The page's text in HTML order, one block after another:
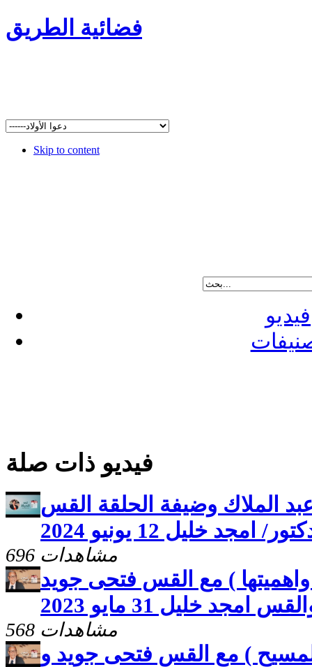
فضائية الطريق
Skip to content
فيديو
فيديو ذات صلة
الملاك وضيفة الحلقة القس
امجد خليل 12 يونيو 2024
696 مشاهدات
) مع القس فتحى جويد
امجد خليل 31 مايو 2023
568 مشاهدات
) مع القس فتحى جويد و